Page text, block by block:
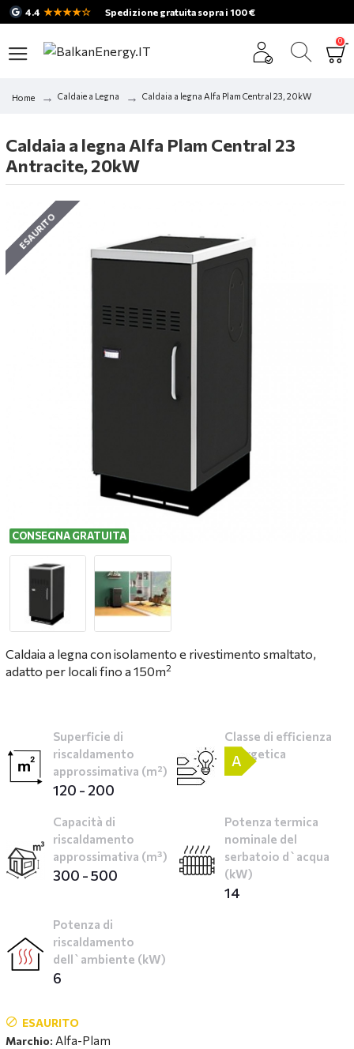
4.4 ★★★★☆ Spedizione gratuita sopra i 100 €
0
Home Caldaie a Legna Caldaia a legna Alfa Plam Central 23, 20kW
Caldaia a legna Alfa Plam Central 23
Antracite, 20kW
CONSEGNA GRATUITA
ESAURITO
Caldaia a legna con isolamento e rivestimento smaltato,
adatto per locali fino a 150m2
Superficie di
riscaldamento
approssimativa (m²)
120 - 200
Classe di efficienza
energetica
A
Capacità di
riscaldamento
approssimativa (m³)
300 - 500
Potenza termica
nominale del
serbatoio d`acqua
(kW)
14
Potenza di
riscaldamento
dell`ambiente (kW)
6
ESAURITO
Marchio: Alfa-Plam